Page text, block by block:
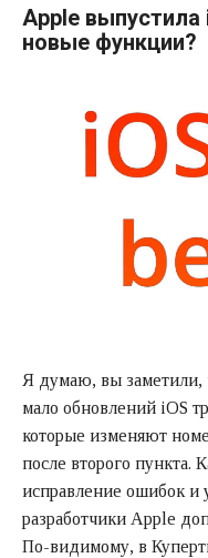
Apple выпустила
новые функции?
Я думаю, вы заметили,
мало обновлений iOS
которые изменяют
после второго пункта.
исправление ошибок и
разработчики Apple
По-видимому, в